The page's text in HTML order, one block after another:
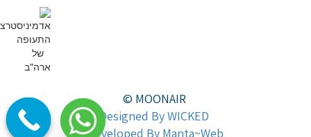
© MOONAIR
Designed By WICKED
Developed By Manta~Web